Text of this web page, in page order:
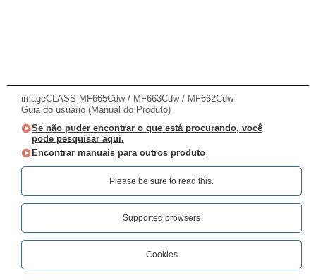
imageCLASS MF665Cdw / MF663Cdw / MF662Cdw
Guia do usuário (Manual do Produto)
Se não puder encontrar o que está procurando, você
pode pesquisar aqui.
Encontrar manuais para outros produto
Please be sure to read this.‎
Supported browsers
Cookies